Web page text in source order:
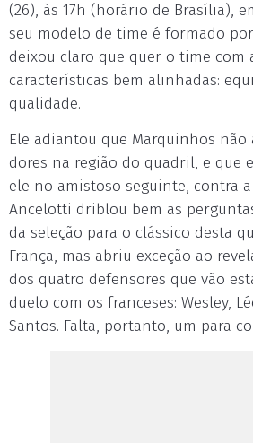
(26), às 17h (horário de Brasília),
seu modelo de time é formado
deixou claro que quer o time com
características bem alinhadas:
qualidade.
Ele adiantou que Marquinhos não
dores na região do quadril, e que
ele no amistoso seguinte, contra a
Ancelotti driblou bem as
da seleção para o clássico desta
França, mas abriu exceção ao
dos quatro defensores que vão
duelo com os franceses: Wesley,
Santos. Falta, portanto, um para